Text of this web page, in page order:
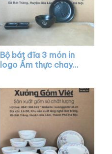
Bộ bát đĩa 3 món in
logo Ẩm thực chay